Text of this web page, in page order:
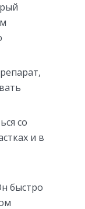
со
и в
быстро